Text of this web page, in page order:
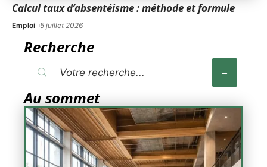
Calcul taux d’absentéisme : méthode et formule
Emploi 5 juillet 2026
Recherche
Au sommet